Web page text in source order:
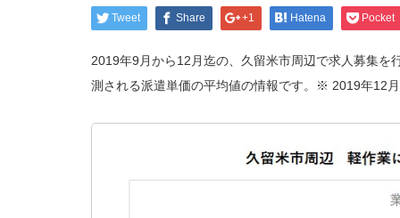
Tweet Share +1 Hatena Pocket
2019年9月から12月迄の、久留米市周辺で求人募集
測される派遣単価の平均値の情報です。※ 2019年12